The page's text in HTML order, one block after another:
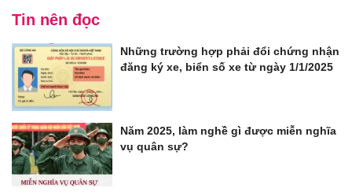
Tin nên đọc
Những trường hợp phải đổi chứng nhận
đăng ký xe, biển số xe từ ngày 1/1/2025
Năm 2025, làm nghề gì được miễn nghĩa
vụ quân sự?